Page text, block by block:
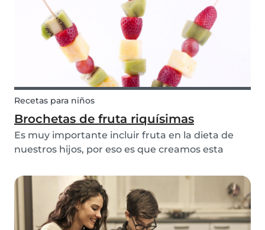
Recetas para niños
Brochetas de fruta riquísimas
Es muy importante incluir fruta en la dieta de
nuestros hijos, por eso es que creamos esta
de frutas que te van a ayudar a servirles frutas a
tus hijos.